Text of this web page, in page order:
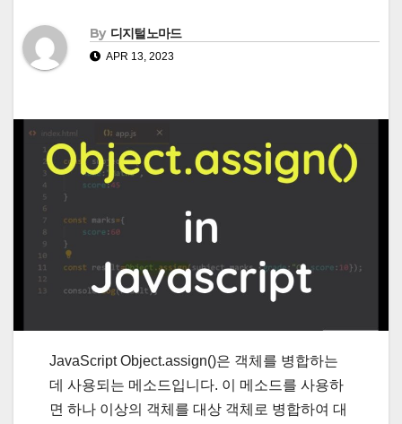
By 디지털노마드
APR 13, 2023
JavaScript Object.assign()은 객체를 병합하는
데 사용되는 메소드입니다. 이 메소드를 사용하
면 하나 이상의 객체를 대상 객체로 병합하여 대